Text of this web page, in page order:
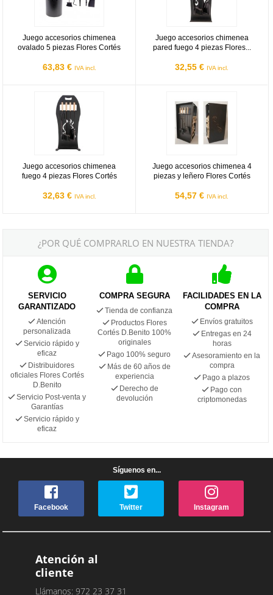
Juego accesorios chimenea
ovalado 5 piezas Flores Cortés
63,83 € IVA incl.
Juego accesorios chimenea
pared fuego 4 piezas Flores...
32,55 € IVA incl.
Juego accesorios chimenea
fuego 4 piezas Flores Cortés
32,63 € IVA incl.
Juego accesorios chimenea 4
piezas y leñero Flores Cortés
54,57 € IVA incl.
¿POR QUÉ COMPRARLO EN NUESTRA TIENDA?
SERVICIO
GARANTIZADO
Atención
personalizada
Servicio rápido y
eficaz
Distribuidores
oficiales Flores Cortés
D.Benito
Servicio Post-venta y
Garantías
Servicio rápido y
eficaz
COMPRA SEGURA
Tienda de confianza
Productos Flores
Cortés D.Benito 100%
originales
Pago 100% seguro
Más de 60 años de
experiencia
Derecho de
devolución
FACILIDADES EN LA
COMPRA
Envíos gratuitos
Entregas en 24
horas
Asesoramiento en la
compra
Pago a plazos
Pago con
criptomonedas
Síguenos en...
Facebook Twitter Instagram
Atención al
cliente
Llámanos: 972 23 37 31